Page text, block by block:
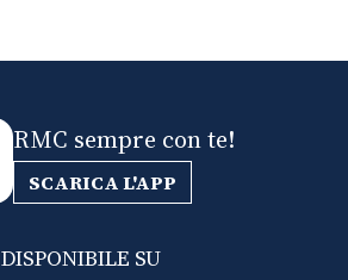
RMC sempre con te!
SCARICA L'APP
DISPONIBILE SU